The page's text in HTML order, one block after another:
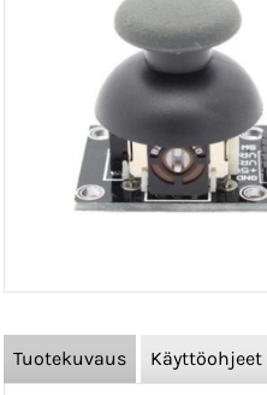
Tuotekuvaus Käyttöohjeet